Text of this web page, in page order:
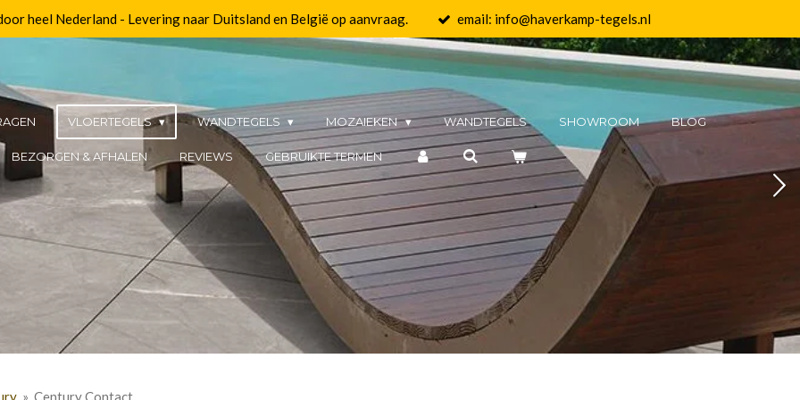
heel Nederland - Levering naar Duitsland en België op aanvraag. email: info@haverkamp-tegels.nl
VLOERTEGELS WANDTEGELS MOZAIEKEN WANDTEGELS SHOWROOM BLOG
BEZORGEN & AFHALEN REVIEWS GEBRUIKTE TERMEN
» Century Contact